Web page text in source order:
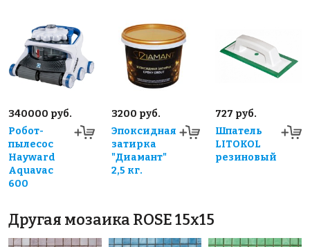
340000 руб.
Робот-
пылесос
Hayward
Aquavac
600
3200 руб.
Эпоксидная
затирка
"Диамант"
2,5 кг.
727 руб.
Шпатель
LITOKOL
резиновый
Другая мозаика ROSE 15x15